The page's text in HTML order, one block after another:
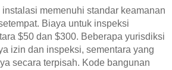
instalasi memenuhi standar keamanan
Biaya untuk inspeksi
$50 dan $300. Beberapa yurisdiksi
izin dan inspeksi, sementara yang
secara terpisah. Kode bangunan